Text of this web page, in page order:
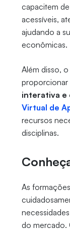
capacitem
acessíveis,
ajudando a
econômicas.
Além disso,
proporcionar
interativa e
Virtual de
recursos
disciplinas.
As
do mercado.